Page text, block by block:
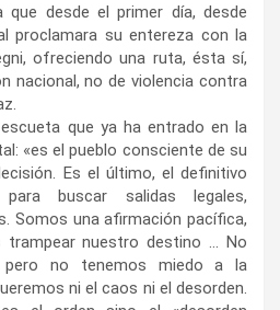
desde el primer día, desde
proclamara su entereza con la
ofreciendo una ruta, ésta sí,
nacional, no de violencia contra
que ya ha entrado en la
«es el pueblo consciente de su
Es el último, el definitivo
buscar salidas legales,
Somos una afirmación pacífica,
trampear nuestro destino … No
pero no tenemos miedo a la
ni el caos ni el desorden.